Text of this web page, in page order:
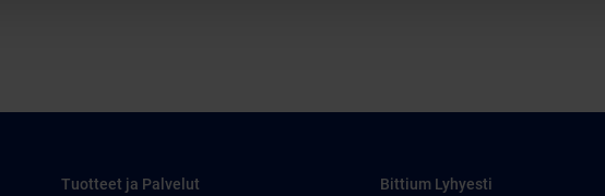
Tuotteet ja Palvelut Bittium Lyhyesti